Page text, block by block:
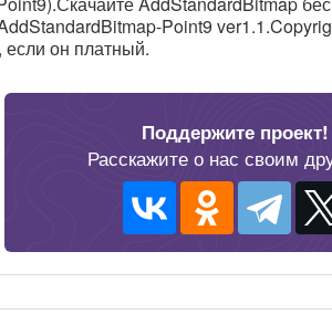
Point9
он платный.
Поддержите проект!
Расскажите о нас своим